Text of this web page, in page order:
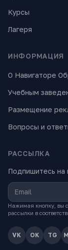
Курсы
Лагеря
ИНФОРМАЦИЯ
О Навигаторе
Учебным
Размещение
Вопросы и
РАССЫЛКА
Подпишитесь на
Нажимая кнопку, вы
рассылки в
VK OK TG